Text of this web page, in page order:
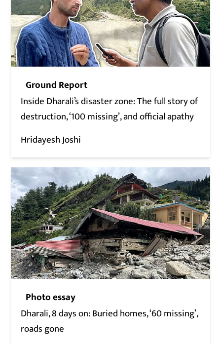
Ground Report
Inside Dharali’s disaster zone: The full story of
destruction, ‘100 missing’, and official apathy
Hridayesh Joshi
Photo essay
Dharali, 8 days on: Buried homes, ‘60 missing’,
roads gone